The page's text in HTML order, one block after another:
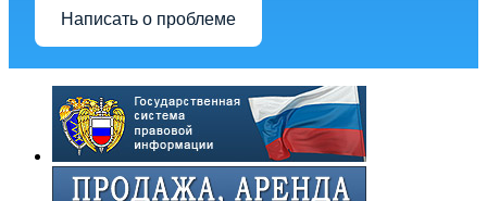
Написать о проблеме